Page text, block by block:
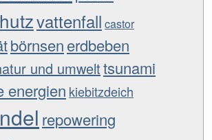
vattenfall castor
börnsenerdbeben
und umwelttsunami
energien kiebitzdeich
repowering